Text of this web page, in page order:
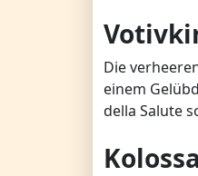
Die
einem
della Salute